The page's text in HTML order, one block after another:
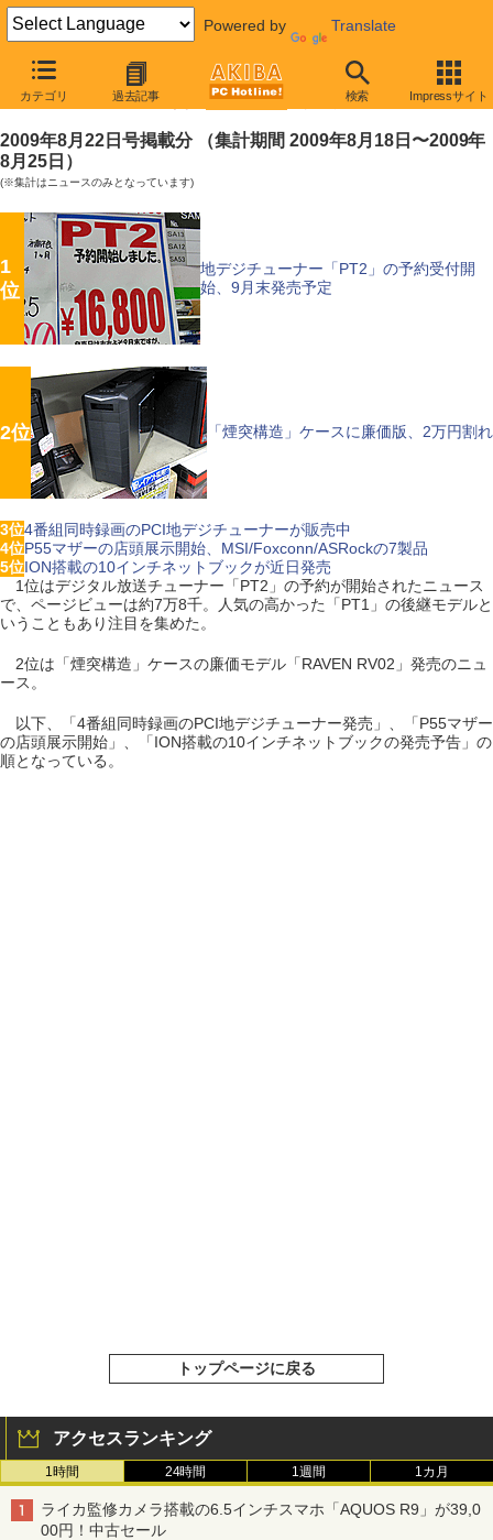
Powered by Translate
カテゴリ 過去記事 検索 Impressサイト
【 2009年8月29日号 】
AKIBA PC Hotline!週間アクセスランキング
2009年8月22日号掲載分 （集計期間 2009年8月18日〜2009年
8月25日）
(※集計はニュースのみとなっています)
1
位
地デジチューナー「PT2」の予約受付開
始、9月末発売予定
2位 「煙突構造」ケースに廉価版、2万円割れ
3位4番組同時録画のPCI地デジチューナーが販売中
4位P55マザーの店頭展示開始、MSI/Foxconn/ASRockの7製品
5位ION搭載の10インチネットブックが近日発売
1位はデジタル放送チューナー「PT2」の予約が開始されたニュース
で、ページビューは約7万8千。人気の高かった「PT1」の後継モデルと
いうこともあり注目を集めた。
2位は「煙突構造」ケースの廉価モデル「RAVEN RV02」発売のニュ
ース。
以下、「4番組同時録画のPCI地デジチューナー発売」、「P55マザー
の店頭展示開始」、「ION搭載の10インチネットブックの発売予告」の
順となっている。
トップページに戻る
アクセスランキング
1時間 24時間 1週間 1カ月
ライカ監修カメラ搭載の6.5インチスマホ「AQUOS R9」が39,0
00円！中古セール